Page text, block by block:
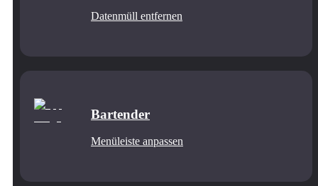
Datenmüll entfernen
Bartender
Menüleiste anpassen